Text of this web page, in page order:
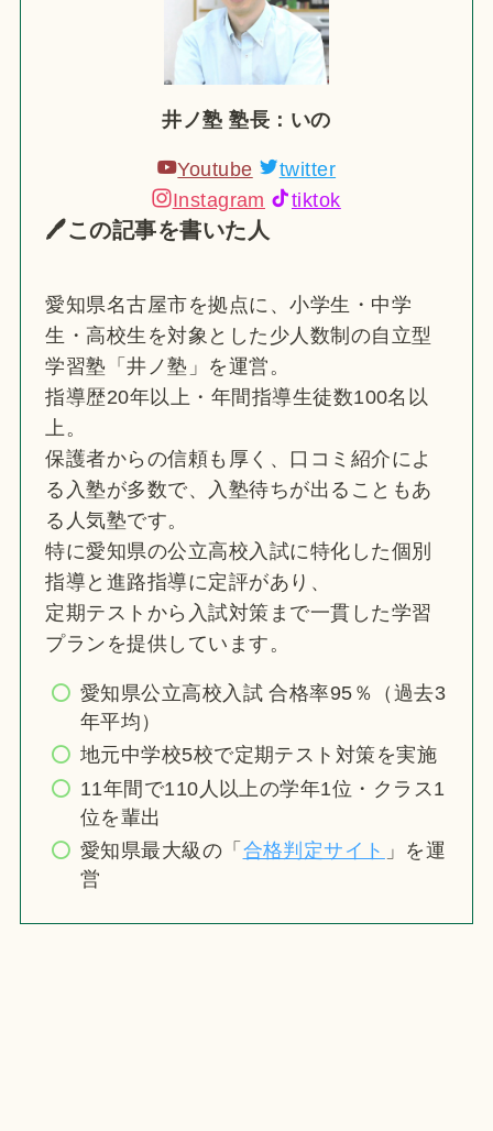
井ノ塾 塾長：いの
Youtube
twitter
Instagram
tiktok
🖊この記事を書いた人
愛知県名古屋市を拠点に、小学生・中学
生・高校生を対象とした少人数制の自立型
学習塾「井ノ塾」を運営。
指導歴20年以上・年間指導生徒数100名以
上。
保護者からの信頼も厚く、口コミ紹介によ
る入塾が多数で、入塾待ちが出ることもあ
る人気塾です。
特に愛知県の公立高校入試に特化した個別
指導と進路指導に定評があり、
定期テストから入試対策まで一貫した学習
プランを提供しています。
愛知県公立高校入試 合格率95％（過去3
年平均）
地元中学校5校で定期テスト対策を実施
11年間で110人以上の学年1位・クラス1
位を輩出
愛知県最大級の「 合格判定サイト 」を運
営